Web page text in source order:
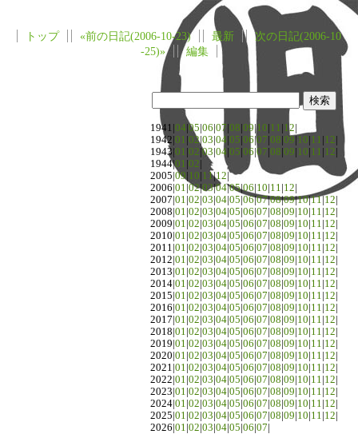
トップ «前の日記(2006-10-23) 最新
次の日記(2006-10
-25)»
編集
1941| 04 05 06 07 08 09 |10 11 12
1942| 01 02|03 04 05 06 |07 08 09 10 11 12
1943| 01 02 03 04 05 06 07 08 09 10 11 12
1944|01 02
2005| 09 10 11|12
2006| 01 02|03|04|05|06 10 11 12
2007| 01 02 03 04 05 06|07|08|09|10|11| 12
2008| 01 02 03 04 05 06 07 08 09 10 11 12
2009| 01 02 03 04 05 06 07 08 09 10 11 12
2010| 01 02 03 04 05 06 07 08 09 10 11 12
2011| 01 02 03 04 05 06 07 08 09 10 11 12
2012| 01 02 03 04 05 06 07 08 09 10 11 12
2013| 01 02 03 04 05 06 07 08 09 10 11 12
2014| 01 02 03 04 05 06 07 08 09 10 11 12
2015| 01 02 03 04 05 06 07 08 09 10 11 12
2016| 01 02 03 04 05 06 07 08 09 10 11 12
2017| 01 02 03 04 05 06 07 08 09 10 11 12
2018| 01 02 03 04 05 06 07 08 09 10 11 12
2019| 01 02 03 04 05 06 07 08 09 10 11 12
2020| 01 02 03 04 05 06 07 08 09 10 11 12
2021| 01 02 03 04 05 06 07 08 09 10 11 12
2022| 01 02 03 04 05 06 07 08 09 10 11 12
2023| 01 02 03 04 05 06 07 08 09 10 11 12
2024| 01 02 03 04 05 06 07 08 09 10 11 12
2025| 01 02 03 04 05 06 07 08 09 10 11 12
2026| 01 02 03 04 05 06 07